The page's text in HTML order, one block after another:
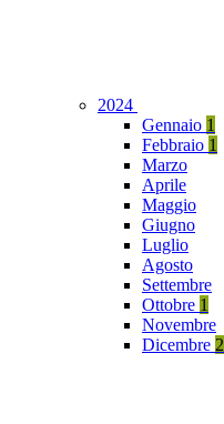
2024
Gennaio 1
Febbraio 1
Marzo
Aprile
Maggio
Giugno
Luglio
Agosto
Settembre
Ottobre 1
Novembre
Dicembre 2